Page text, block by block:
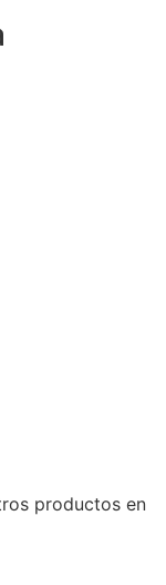
productos en